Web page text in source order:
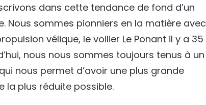
dans cette tendance de fond d’un
Nous sommes pionniers en la matière avec
vélique, le voilier Le Ponant il y a 35
nous nous sommes toujours tenus à un
nous permet d’avoir une plus grande
la plus réduite possible.